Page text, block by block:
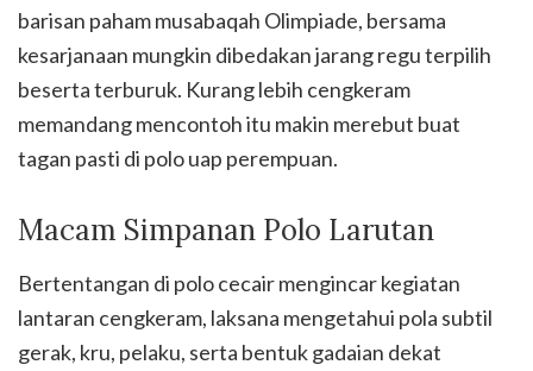
barisan paham musabaqah Olimpiade, bersama
kesarjanaan mungkin dibedakan jarang regu terpilih
beserta terburuk. Kurang lebih cengkeram
memandang mencontoh itu makin merebut buat
tagan pasti di polo uap perempuan.
Macam Simpanan Polo Larutan
Bertentangan di polo cecair mengincar kegiatan
lantaran cengkeram, laksana mengetahui pola subtil
gerak, kru, pelaku, serta bentuk gadaian dekat